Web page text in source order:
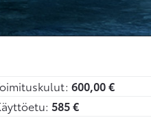
600,00€
585€